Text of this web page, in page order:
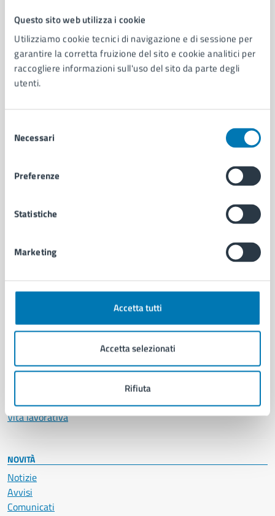
Questo sito web utilizza i cookie
Utilizziamo cookie tecnici di navigazione e di sessione per
garantire la corretta fruizione del sito e cookie analitici per
raccogliere informazioni sull'uso del sito da parte degli
utenti.
delNecessari
Preferenze
Statistiche
Marketing
Accetta tutti
Accetta selezionati
Rifiuta
Comune di Napoli
AMMINISTRAZIONE
Aree amministrative
Uffici
Personale amministrativo
Intranet, posta aziendale e protocollo
CATEGORIE DI SERVIZIO
Documenti e certificati
Educazione e formazione
Imprese e commercio
Salute, benessere e assistenza
Servizi Cimiteriali
Vita lavorativa
NOVITÀ
Notizie
Avvisi
Comunicati